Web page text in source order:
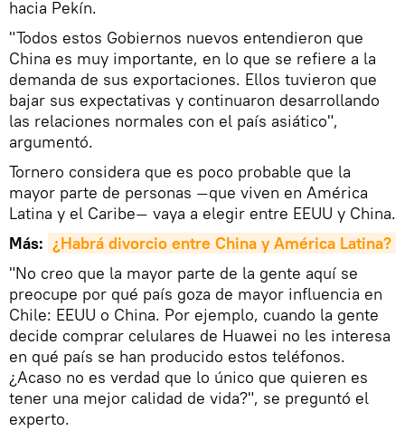
hacia Pekín.
"Todos estos Gobiernos nuevos entendieron que
China es muy importante, en lo que se refiere a la
demanda de sus exportaciones. Ellos tuvieron que
bajar sus expectativas y continuaron desarrollando
las relaciones normales con el país asiático",
argumentó.
Tornero considera que es poco probable que la
mayor parte de personas —que viven en América
Latina y el Caribe— vaya a elegir entre EEUU y China.
Más: ¿Habrá divorcio entre China y América Latina?
"No creo que la mayor parte de la gente aquí se
preocupe por qué país goza de mayor influencia en
Chile: EEUU o China. Por ejemplo, cuando la gente
decide comprar celulares de Huawei no les interesa
en qué país se han producido estos teléfonos.
¿Acaso no es verdad que lo único que quieren es
tener una mejor calidad de vida?", se preguntó el
experto.